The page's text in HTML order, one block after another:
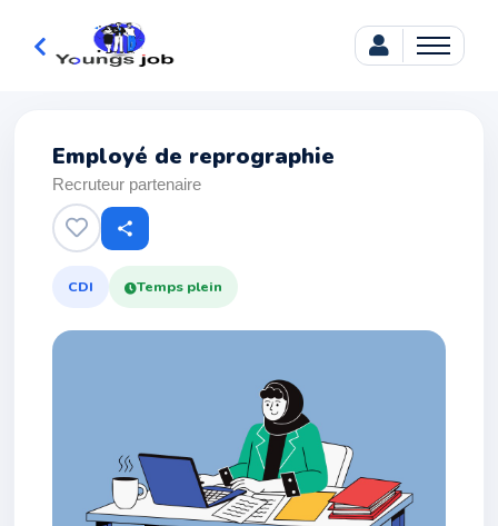
Employé de reprographie
Recruteur partenaire
share
CDI Temps plein